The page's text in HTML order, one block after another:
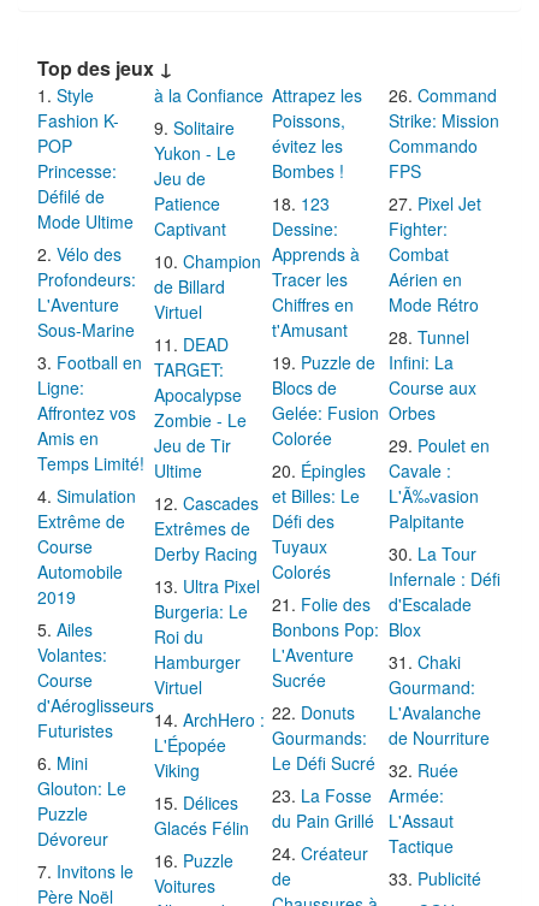
Top des jeux ↓
Style
Fashion K-
POP
Princesse:
Défilé de
Mode Ultime
Vélo des
Profondeurs:
L'Aventure
Sous-Marine
Football en
Ligne:
Affrontez vos
Amis en
Temps Limité!
Simulation
Extrême de
Course
Automobile
2019
Ailes
Volantes:
Course
d'Aéroglisseurs
Futuristes
Mini
Glouton: Le
Puzzle
Dévoreur
Invitons le
Père Noël
à la Confiance
Solitaire
Yukon - Le
Jeu de
Patience
Captivant
Champion
de Billard
Virtuel
DEAD
TARGET:
Apocalypse
Zombie - Le
Jeu de Tir
Ultime
Cascades
Extrêmes de
Derby Racing
Ultra Pixel
Burgeria: Le
Roi du
Hamburger
Virtuel
ArchHero :
L'Épopée
Viking
Délices
Glacés Félin
Puzzle
Voitures
Attrapez les
Poissons,
évitez les
Bombes !
123
Dessine:
Apprends à
Tracer les
Chiffres en
t'Amusant
Puzzle de
Blocs de
Gelée: Fusion
Colorée
Épingles
et Billes: Le
Défi des
Tuyaux
Colorés
Folie des
Bonbons Pop:
L'Aventure
Sucrée
Donuts
Gourmands:
Le Défi Sucré
La Fosse
du Pain Grillé
Créateur
de
Command
Strike: Mission
Commando
FPS
Pixel Jet
Fighter:
Combat
Aérien en
Mode Rétro
Tunnel
Infini: La
Course aux
Orbes
Poulet en
Cavale :
L'Ã‰vasion
Palpitante
La Tour
Infernale : Défi
d'Escalade
Blox
Chaki
Gourmand:
L'Avalanche
de Nourriture
Ruée
Armée:
L'Assaut
Tactique
Publicité